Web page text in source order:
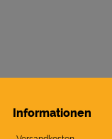
Informationen